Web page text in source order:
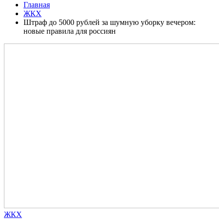
Главная
ЖКХ
Штраф до 5000 рублей за шумную уборку вечером:
новые правила для россиян
ЖКХ